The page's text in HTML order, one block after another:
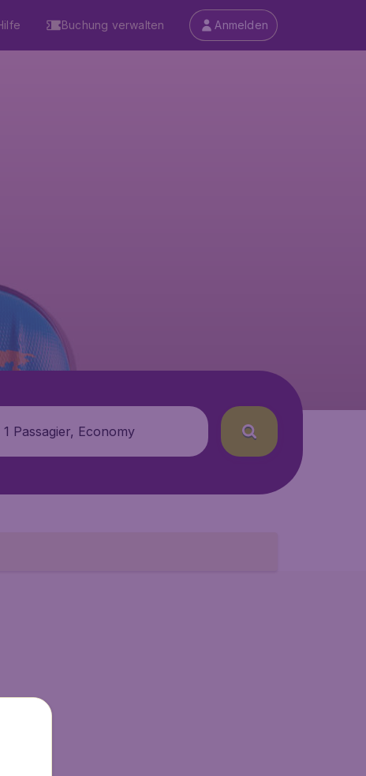
Buchung verwalten Anmelden
1 Passagier, Economy